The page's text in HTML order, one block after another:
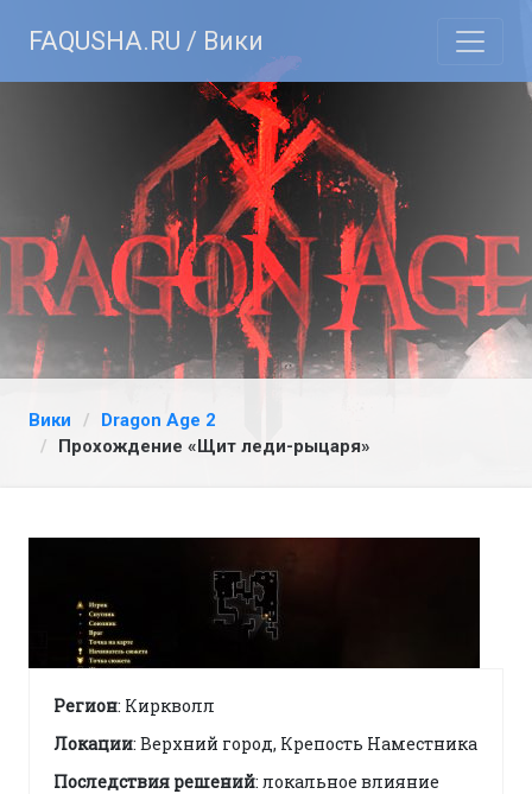
FAQUSHA.RU / Вики
Вики
Dragon Age 2
Прохождение «Щит леди-рыцаря»
Регион: Киркволл
Локации: Верхний город, Крепость Наместника
Последствия решений: локальное влияние